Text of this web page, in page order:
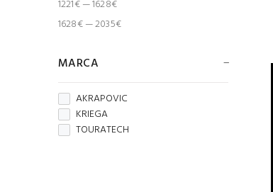
1221€ — 1628€
1628€ — 2035€
MARCA
AKRAPOVIC
KRIEGA
TOURATECH